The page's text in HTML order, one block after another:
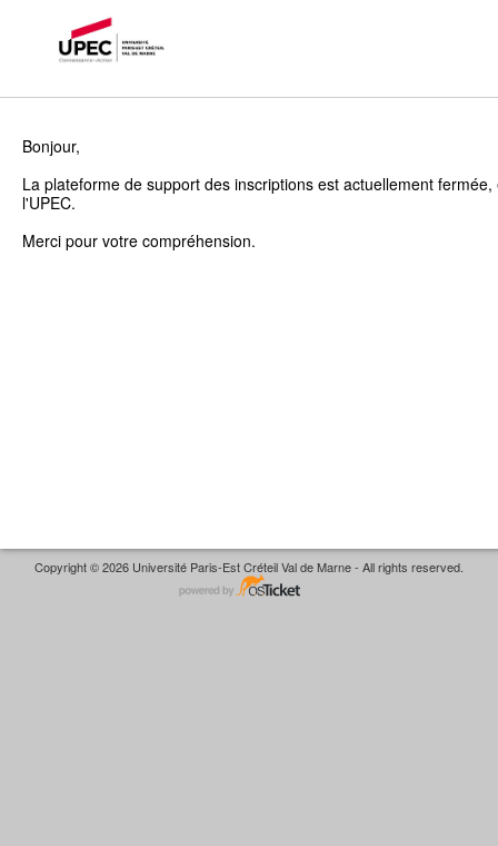
Bonjour,
La plateforme de support des inscriptions est actuellement
l'UPEC.
Merci pour votre compréhension.
Copyright © 2026 Université Paris-Est Créteil Val de Marne - All rights reserved.